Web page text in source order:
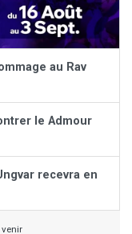
au Rav
le Admour
recevra en